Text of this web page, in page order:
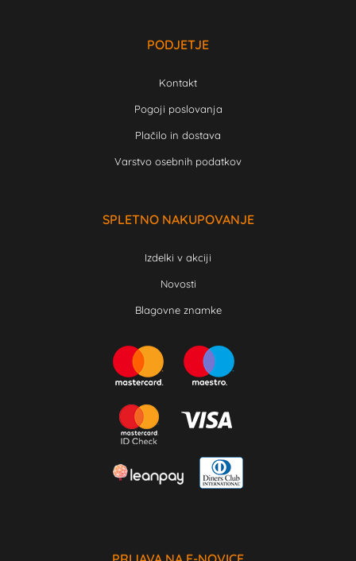
PODJETJE
Kontakt
Pogoji poslovanja
Plačilo in dostava
Varstvo osebnih podatkov
SPLETNO NAKUPOVANJE
Izdelki v akciji
Novosti
Blagovne znamke